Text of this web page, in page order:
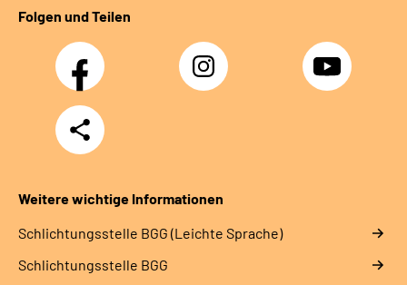
Folgen und Teilen
Facebook Instagram YouTube
Teilen
Weitere wichtige Informationen
Schlich­tungs­stel­le BGG (Leichte Sprache)
Schlich­tungs­stel­le BGG